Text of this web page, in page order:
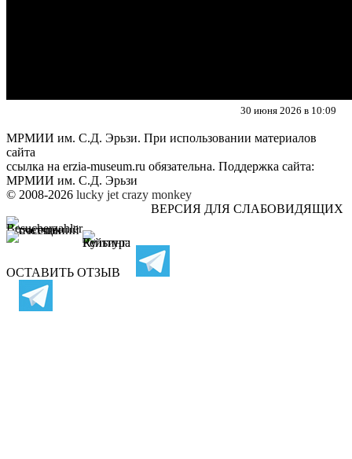
30 июня 2026 в 10:09
МРМИИ им. С.Д. Эрьзи. При использовании материалов
сайта
ссылка на erzia-museum.ru обязательна. Поддержка сайта:
МРМИИ им. С.Д. Эрьзи
© 2008-2026 lucky jet crazy monkey
ВЕРСИЯ ДЛЯ СЛАБОВИДЯЩИХ
ОСТАВИТЬ ОТЗЫВ